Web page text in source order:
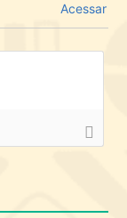
Acessar